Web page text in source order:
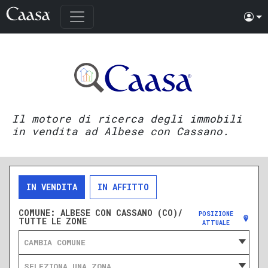
Il motore di ricerca degli immobili
in vendita ad Albese con Cassano.
IN VENDITA IN AFFITTO
COMUNE: ALBESE CON CASSANO (CO)/
TUTTE LE ZONE
POSIZIONE
ATTUALE
CAMBIA COMUNE